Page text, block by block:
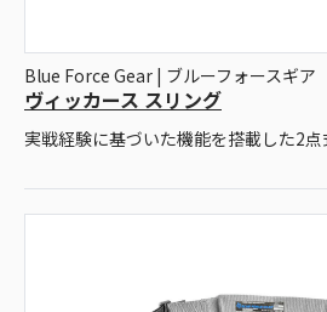
Blue Force Gear | ブルーフォースギア
ヴィッカース スリング
実戦経験に基づいた機能を搭載した2